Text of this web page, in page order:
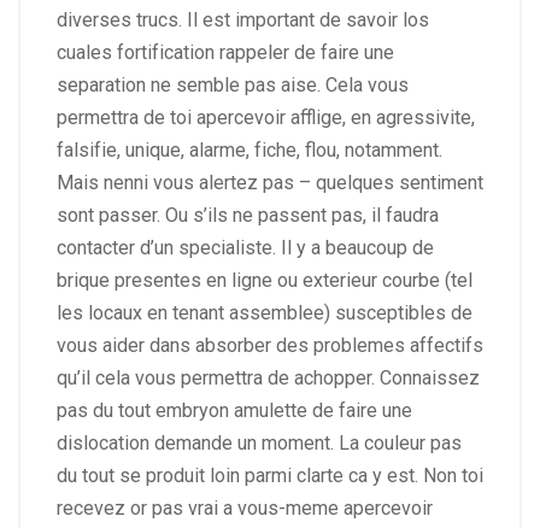
diverses trucs. Il est important de savoir los
cuales fortification rappeler de faire une
separation ne semble pas aise. Cela vous
permettra de toi apercevoir afflige, en agressivite,
falsifie, unique, alarme, fiche, flou, notamment.
Mais nenni vous alertez pas – quelques sentiment
sont passer. Ou s’ils ne passent pas, il faudra
contacter d’un specialiste. Il y a beaucoup de
brique presentes en ligne ou exterieur courbe (tel
les locaux en tenant assemblee) susceptibles de
vous aider dans absorber des problemes affectifs
qu’il cela vous permettra de achopper. Connaissez
pas du tout embryon amulette de faire une
dislocation demande un moment. La couleur pas
du tout se produit loin parmi clarte ca y est. Non toi
recevez or pas vrai a vous-meme apercevoir